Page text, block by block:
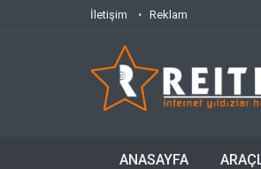
İletişim Reklam
ANASAYFA